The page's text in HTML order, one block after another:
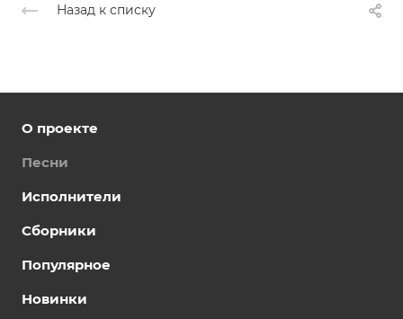
Назад к списку
О проекте
Песни
Исполнители
Сборники
Популярное
Новинки